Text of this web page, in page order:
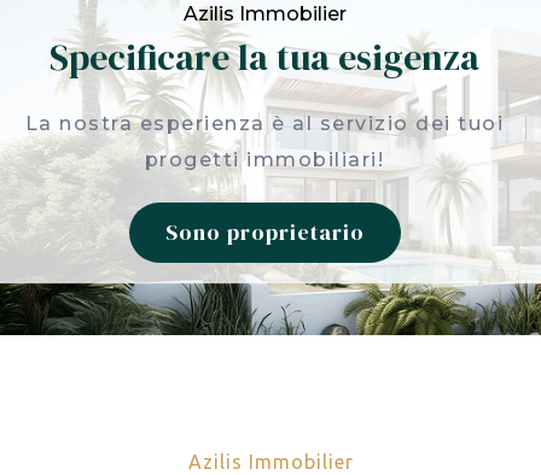
Azilis Immobilier
Specificare la tua esigenza
La nostra esperienza è al servizio dei tuoi
progetti immobiliari!
Sono proprietario
Azilis Immobilier